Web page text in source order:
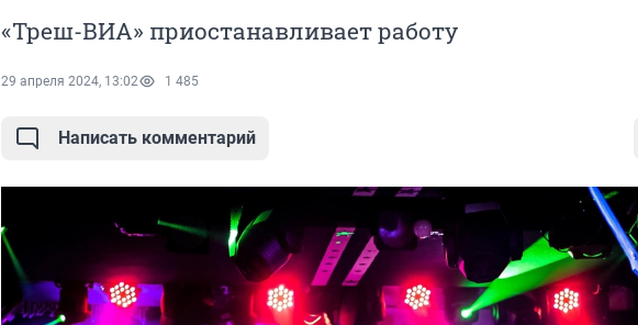
«Треш-ВИА» приостанавливает работу
29 апреля 2024, 13:02 1 485
Написать комментарий